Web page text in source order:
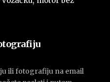
ili fotografiju na email